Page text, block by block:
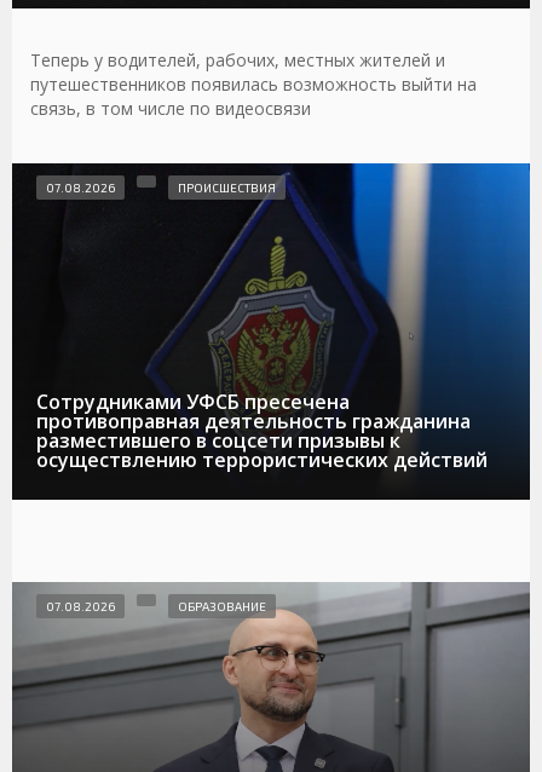
Теперь у водителей, рабочих, местных жителей и
путешественников появилась возможность выйти на
связь, в том числе по видеосвязи
Сотрудниками УФСБ пресечена
противоправная деятельность гражданина
разместившего в соцсети призывы к
осуществлению террористических действий
07.08.2026 ПРОИСШЕСТВИЯ
07.08.2026 ОБРАЗОВАНИЕ